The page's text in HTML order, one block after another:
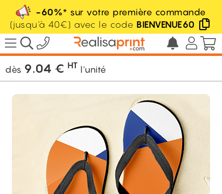
-60%* sur votre première commande
(jusqu'à 40€) avec le code BIENVENUE60
/ Objet Pub / Et plus encore... / Tong
personnalisée
dès 9.04 € HT l'unité